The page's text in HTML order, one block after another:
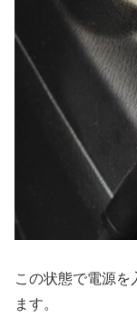
この状態で電源を
ます。